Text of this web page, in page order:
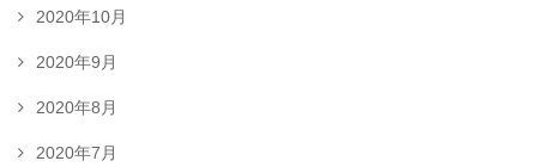
2020年10月
2020年9月
2020年8月
2020年7月